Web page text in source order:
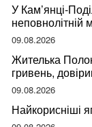
У Кам’янці-
неповнолітній
09.08.2026
Жителька
гривень,
09.08.2026
Найкорисніші